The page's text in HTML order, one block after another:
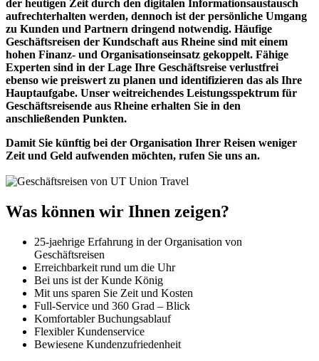
der heutigen Zeit durch den digitalen Informationsaustausch
aufrechterhalten werden, dennoch ist der persönliche Umgang
zu Kunden und Partnern dringend notwendig. Häufige
Geschäftsreisen der Kundschaft aus Rheine sind mit einem
hohen Finanz- und Organisationseinsatz gekoppelt. Fähige
Experten sind in der Lage Ihre Geschäftsreise verlustfrei
ebenso wie preiswert zu planen und identifizieren das als Ihre
Hauptaufgabe. Unser weitreichendes Leistungsspektrum für
Geschäftsreisende aus Rheine erhalten Sie in den
anschließenden Punkten.
Damit Sie künftig bei der Organisation Ihrer Reisen weniger
Zeit und Geld aufwenden möchten, rufen Sie uns an.
Was können wir Ihnen zeigen?
25-jaehrige Erfahrung in der Organisation von
Geschäftsreisen
Erreichbarkeit rund um die Uhr
Bei uns ist der Kunde König
Mit uns sparen Sie Zeit und Kosten
Full-Service und 360 Grad – Blick
Komfortabler Buchungsablauf
Flexibler Kundenservice
Bewiesene Kundenzufriedenheit